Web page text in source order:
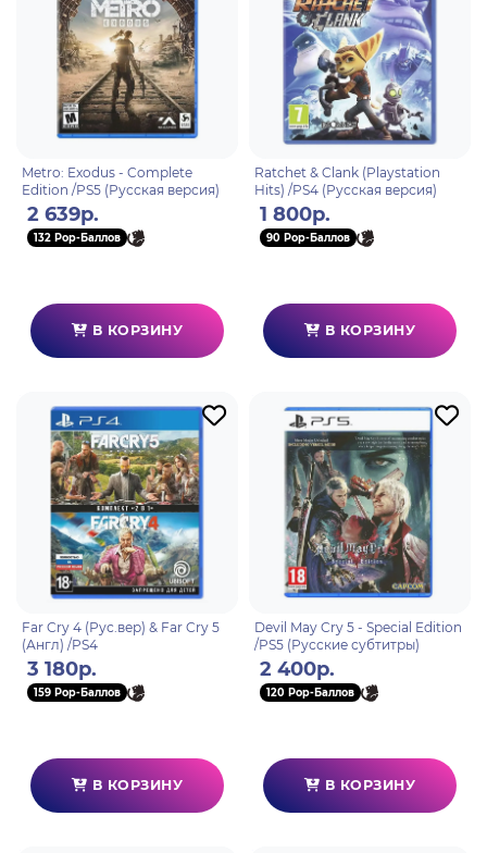
Metro: Exodus - Complete
Edition /PS5 (Русская версия)
2 639р.
132 Pop-Баллов
В КОРЗИНУ
Ratchet & Clank (Playstation
Hits) /PS4 (Русская версия)
1 800р.
90 Pop-Баллов
В КОРЗИНУ
Far Cry 4 (Рус.вер) & Far Cry 5
(Англ) /PS4
3 180р.
159 Pop-Баллов
В КОРЗИНУ
Devil May Cry 5 - Special Edition
/PS5 (Русские субтитры)
2 400р.
120 Pop-Баллов
В КОРЗИНУ